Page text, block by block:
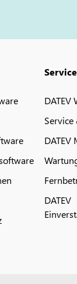
Service
DATEV
DATEV
DATEV